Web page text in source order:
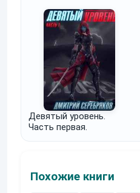
Девятый уровень.
Часть первая.
Похожие книги